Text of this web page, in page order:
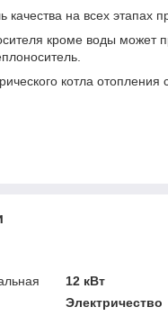
качества на всех этапах
кроме воды может
котла отопления
12 кВт
Электричество